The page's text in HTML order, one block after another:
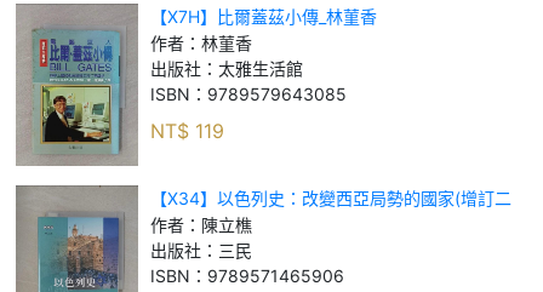
【X7H】比爾蓋茲小傳_林菫香
作者： 林菫香
出版社： 太雅生活館
ISBN： 9789579643085
NT$ 119
【X34】以色列史：改變西亞局勢的國家(增訂二
版)_陳立樵
作者： 陳立樵
出版社： 三民
ISBN： 9789571465906